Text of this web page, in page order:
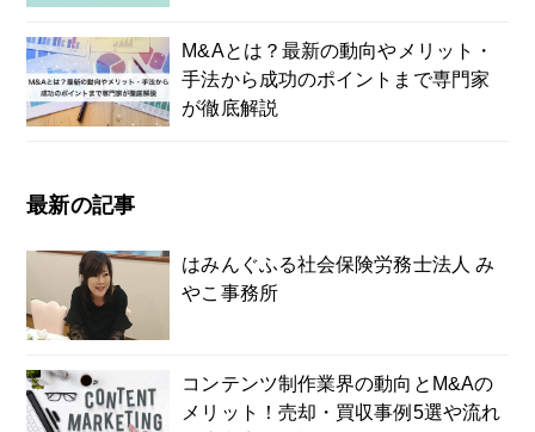
M&Aとは？最新の動向やメリット・
手法から成功のポイントまで専門家
が徹底解説
最新の記事
はみんぐふる社会保険労務士法人 み
やこ事務所
コンテンツ制作業界の動向とM&Aの
メリット！売却・買収事例5選や流れ